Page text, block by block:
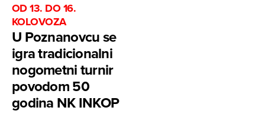
OD 13. DO 16.
KOLOVOZA
U Poznanovcu se
igra tradicionalni
nogometni turnir
povodom 50
godina NK INKOP